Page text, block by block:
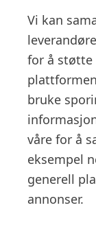
Vi kan
for å støtte
bruke
våre for å
eksempel
generell
annonser.